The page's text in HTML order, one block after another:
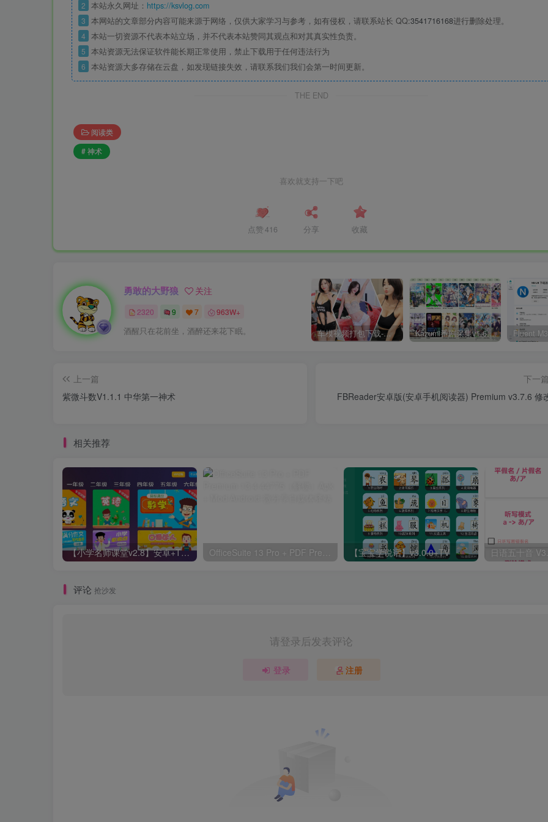
2 本站永久网址： https://ksvlog.com
3 本网站的文章部分内容可能来源于网络，仅供大家学习与参考，如有侵权，请联系站长 QQ:3541716168进行删除处理。
4 本站一切资源不代表本站立场，并不代表本站赞同其观点和对其真实性负责。
5 本站资源无法保证软件能长期正常使用，禁止下载用于任何违法行为
6 本站资源大多存储在云盘，如发现链接失效，请联系我们我们会第一时间更新。
THE END
阅读类
# 神术
喜欢就支持一下吧
点赞 416 分享 收藏
勇敢的大野狼 关注
2320 9 7 963W+
酒醒只在花前坐，酒醉还来花下眠。 车模视频打包下载-高清无水印版 Kazumi番剧采集v1.6.9：支持自定义规则+在线观看+弹幕，跨平台下载
上一篇
紫微斗数V1.1.1 中华第一神术
下一篇
FBReader安卓版(安卓手机阅读器) Premium v3.7.6 修
相关推荐
【小学名师课堂v2.8】安卓+TV 无需登入 OfficeSuite 13 Pro + PDF Premium 13.4.44775（解锁）Apk + Mod Android 【宝宝学说话】v3.0.0+TV
评论 抢沙发
请登录后发表评论
登录 注册